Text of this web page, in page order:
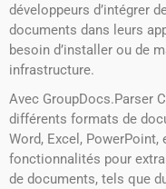
développeurs d’intégrer
documents dans leurs
besoin d’installer ou de
infrastructure.
Avec GroupDocs.Parser
différents formats de
Word, Excel, PowerPoint,
fonctionnalités pour
de documents, tels que